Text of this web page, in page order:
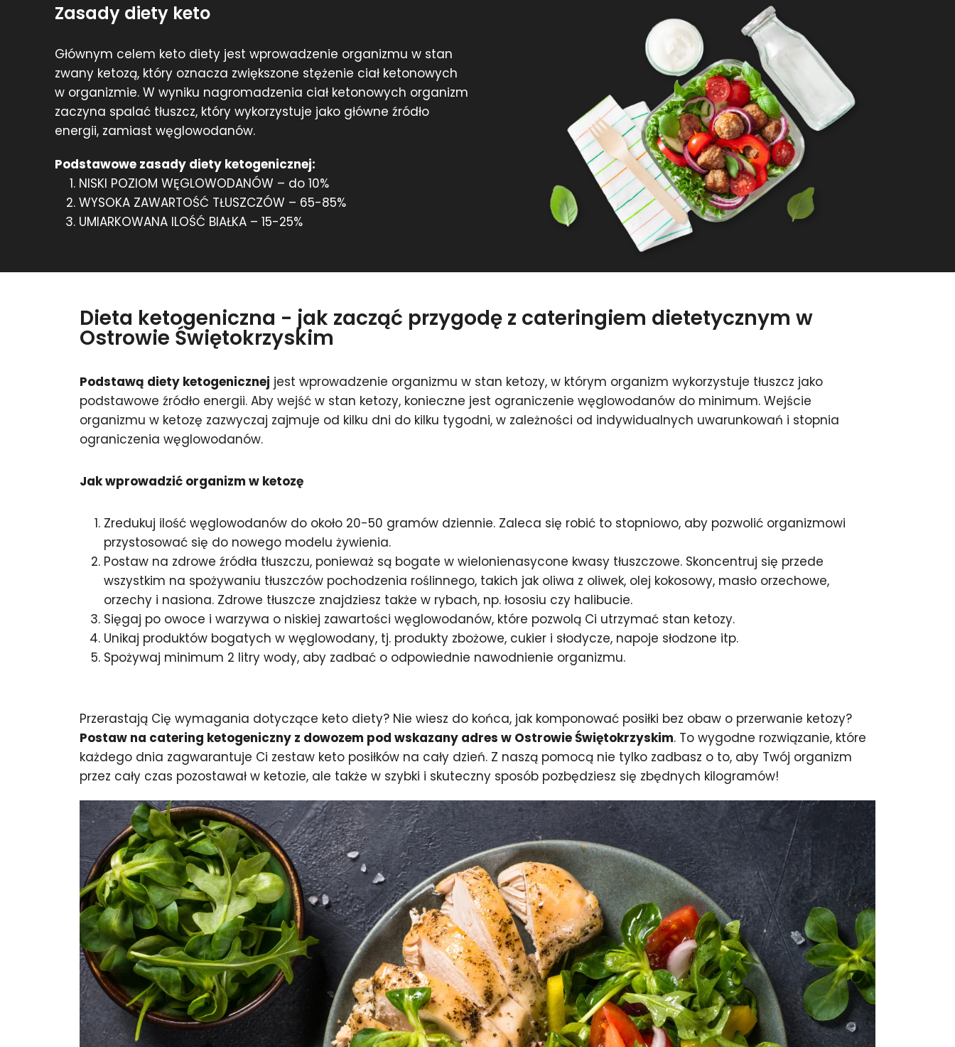
Zasady diety keto
Głównym celem keto diety jest wprowadzenie organizmu w stan
zwany ketozą, który oznacza zwiększone stężenie ciał ketonowych
w organizmie. W wyniku nagromadzenia ciał ketonowych organizm
zaczyna spalać tłuszcz, który wykorzystuje jako główne źródło
energii, zamiast węglowodanów.
Podstawowe zasady diety ketogenicznej:
NISKI POZIOM WĘGLOWODANÓW – do 10%
WYSOKA ZAWARTOŚĆ TŁUSZCZÓW – 65-85%
UMIARKOWANA ILOŚĆ BIAŁKA – 15-25%
Dieta ketogeniczna - jak zacząć przygodę z cateringiem dietetycznym w
Ostrowie Świętokrzyskim
Podstawą diety ketogenicznej jest wprowadzenie organizmu w stan ketozy, w którym organizm wykorzystuje tłuszcz jako
podstawowe źródło energii. Aby wejść w stan ketozy, konieczne jest ograniczenie węglowodanów do minimum. Wejście
organizmu w ketozę zazwyczaj zajmuje od kilku dni do kilku tygodni, w zależności od indywidualnych uwarunkowań i stopnia
ograniczenia węglowodanów.
Jak wprowadzić organizm w ketozę
Zredukuj ilość węglowodanów do około 20-50 gramów dziennie. Zaleca się robić to stopniowo, aby pozwolić organizmowi
przystosować się do nowego modelu żywienia.
Postaw na zdrowe źródła tłuszczu, ponieważ są bogate w wielonienasycone kwasy tłuszczowe. Skoncentruj się przede
wszystkim na spożywaniu tłuszczów pochodzenia roślinnego, takich jak oliwa z oliwek, olej kokosowy, masło orzechowe,
orzechy i nasiona. Zdrowe tłuszcze znajdziesz także w rybach, np. łososiu czy halibucie.
Sięgaj po owoce i warzywa o niskiej zawartości węglowodanów, które pozwolą Ci utrzymać stan ketozy.
Unikaj produktów bogatych w węglowodany, tj. produkty zbożowe, cukier i słodycze, napoje słodzone itp.
Spożywaj minimum 2 litry wody, aby zadbać o odpowiednie nawodnienie organizmu.
Przerastają Cię wymagania dotyczące keto diety? Nie wiesz do końca, jak komponować posiłki bez obaw o przerwanie ketozy?
Postaw na catering ketogeniczny z dowozem pod wskazany adres w Ostrowie Świętokrzyskim. To wygodne rozwiązanie, które
każdego dnia zagwarantuje Ci zestaw keto posiłków na cały dzień. Z naszą pomocą nie tylko zadbasz o to, aby Twój organizm
przez cały czas pozostawał w ketozie, ale także w szybki i skuteczny sposób pozbędziesz się zbędnych kilogramów!